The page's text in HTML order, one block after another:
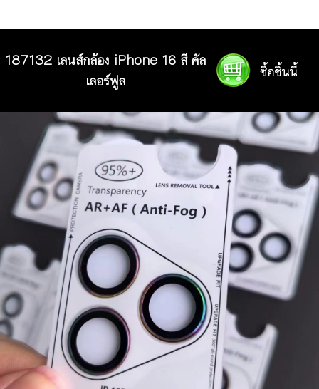
187132 เลนส์กล้อง iPhone 16 สี คัล
เลอร์ฟูล